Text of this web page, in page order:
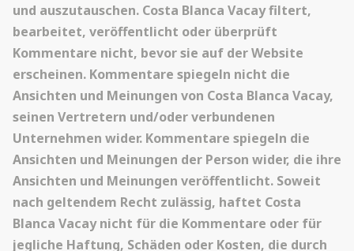
und auszutauschen. Costa Blanca Vacay filtert,
bearbeitet, veröffentlicht oder überprüft
Kommentare nicht, bevor sie auf der Website
erscheinen. Kommentare spiegeln nicht die
Ansichten und Meinungen von Costa Blanca Vacay,
seinen Vertretern und/oder verbundenen
Unternehmen wider. Kommentare spiegeln die
Ansichten und Meinungen der Person wider, die ihre
Ansichten und Meinungen veröffentlicht. Soweit
nach geltendem Recht zulässig, haftet Costa
Blanca Vacay nicht für die Kommentare oder für
jegliche Haftung, Schäden oder Kosten, die durch